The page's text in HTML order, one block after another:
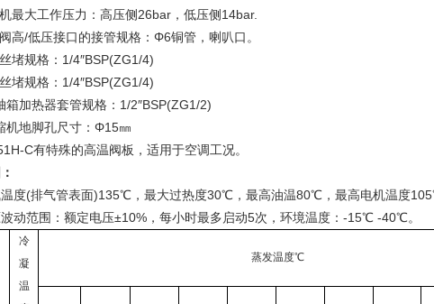
大工作压力：高压侧26bar，低压侧14bar.
/低压接口的接管规格：Φ6铜管，喇叭口。
规格：1/4″BSP(ZG1/4)
规格：1/4″BSP(ZG1/4)
加热器套管规格：1/2″BSP(ZG1/2)
地脚孔尺寸：Φ15㎜
C有特殊的高温阀板，适用于空调工况。
(排气管表面)135℃，最大过热度30℃，最高油温80℃，最高电机温度
范围：额定电压±10%，每小时最多启动5次，环境温度：-15℃ -40℃。
冷
凝
温
蒸发温度℃